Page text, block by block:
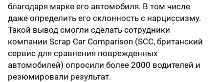
благодаря марке его автомобиля. В том числе
даже определить его склонность с нарциссизму.
Такой вывод смогли сделать сотрудники
компании Scrap Car Comparison (SCC, британский
сервис для сравнения поврежденных
автомобилей) опросили более 2000 водителей и
резюмировали результат.